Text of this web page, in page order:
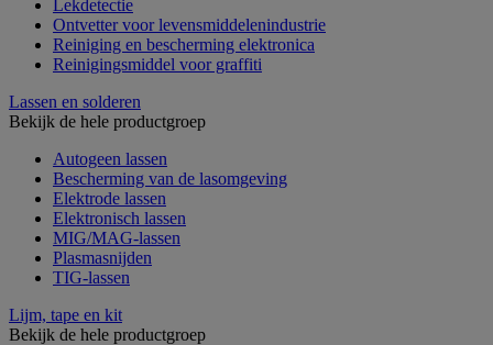
Lekdetectie
Ontvetter voor levensmiddelenindustrie
Reiniging en bescherming elektronica
Reinigingsmiddel voor graffiti
Lassen en solderen
Bekijk de hele productgroep
Autogeen lassen
Bescherming van de lasomgeving
Elektrode lassen
Elektronisch lassen
MIG/MAG-lassen
Plasmasnijden
TIG-lassen
Lijm, tape en kit
Bekijk de hele productgroep